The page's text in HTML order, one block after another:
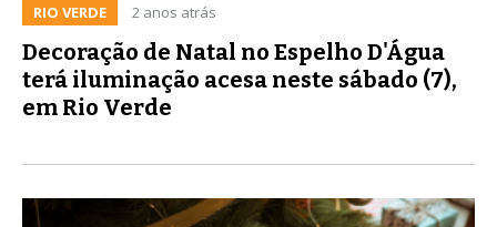
RIO VERDE 2 anos atrás
Decoração de Natal no Espelho D'Água
terá iluminação acesa neste sábado (7),
em Rio Verde